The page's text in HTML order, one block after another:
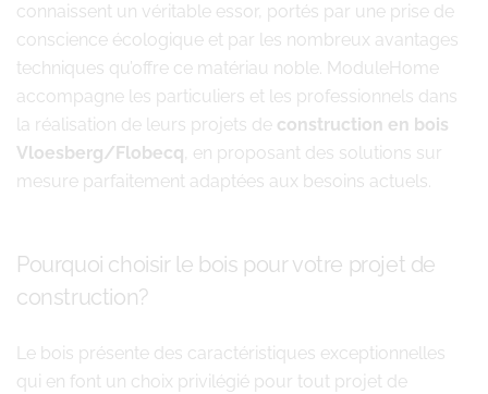
connaissent un véritable essor, portés par une prise de
conscience écologique et par les nombreux avantages
techniques qu’offre ce matériau noble. ModuleHome
accompagne les particuliers et les professionnels dans
la réalisation de leurs projets de construction en bois
Vloesberg/Flobecq , en proposant des solutions sur
mesure parfaitement adaptées aux besoins actuels.
Pourquoi choisir le bois pour votre projet de
construction?
Le bois présente des caractéristiques exceptionnelles
qui en font un choix privilégié pour tout projet de